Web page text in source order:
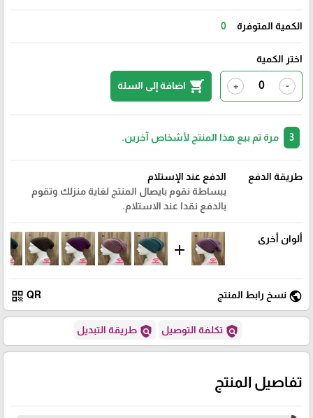
الكمية المتوفرة 0
اختر الكمية
-
+
shopping_cart اضافة إلى السلة
مرة تم بيع هذا المنتج لأشخاص آخرين.
طريقة الدفع
الدفع عند الإستلام
ببساطة نقوم بايصال المنتج لغاية منزلك وتقوم
بالدفع نقدا عند الاستلام.
ألوان أخرى
add
public نسخ رابط المنتج QR
qr_code
policy تكلفة التوصيل policy طريقة التبديل
تفاصيل المنتج